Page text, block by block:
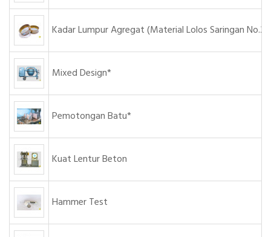
Kadar Lumpur Agregat (Material Lolos Saringan
Mixed Design*
Pemotongan Batu*
Kuat Lentur Beton
Hammer Test